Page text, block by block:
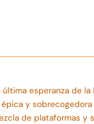
última esperanza de la
épica y sobrecogedora
de plataformas y